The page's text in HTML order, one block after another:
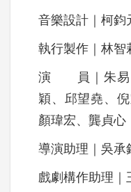
音樂設計｜柯鈞
執行製作｜林智
演 員｜朱易
穎、邱望堯、
顏瑋宏、龔貞心
導演助理｜吳承
戲劇構作助理